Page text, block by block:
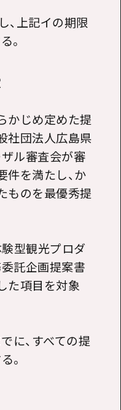
、上記イの期限
。
かじめ定めた提
社団法人広島県
ル審査会が審
件を満たし、か
ものを最優秀提
験型観光プロダ
託企画提案書
た項目を対象
に、すべての提
。